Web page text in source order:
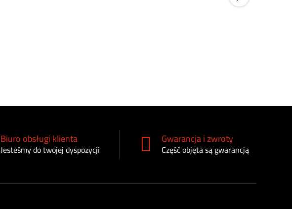
Biuro obsługi klienta
Jesteśmy do twojej dyspozycji
Gwarancja i zwroty
Część objęta są gwarancją